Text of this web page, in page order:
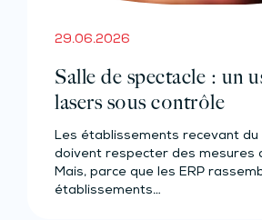
29.06.2026
Salle de spectacle : un
lasers sous contrôle
Les établissements recevant du
doivent respecter des mesures
Mais, parce que les ERP
établissements…